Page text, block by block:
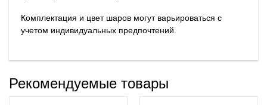
Комплектация и цвет шаров могут варьироваться с
учетом индивидуальных предпочтений.
Рекомендуемые товары